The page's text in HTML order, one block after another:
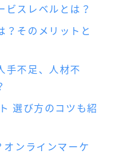
ビスレベルとは？
？そのメリットと
手不足、人材不
選び方のコツも紹
ンラインマーケ